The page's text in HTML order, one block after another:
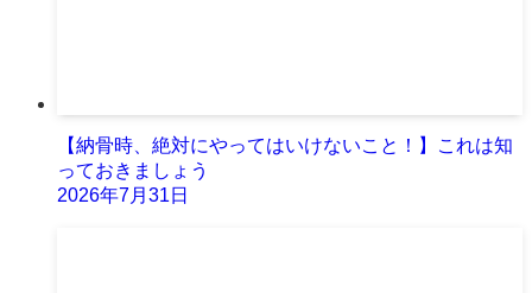
【納骨時、絶対にやってはいけないこと！】これは知
っておきましょう
2026年7月31日